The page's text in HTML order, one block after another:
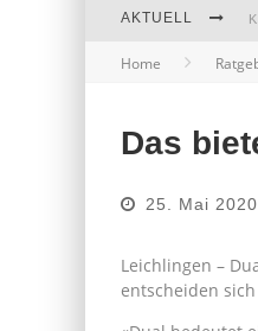
AKTUELL
Home
Das
25. Mai 2020
Leichlingen –
entscheiden